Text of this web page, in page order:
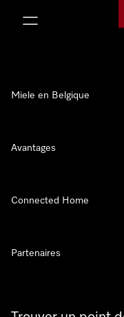
Miele en Belgique
Avantages
Connected Home
Partenaires